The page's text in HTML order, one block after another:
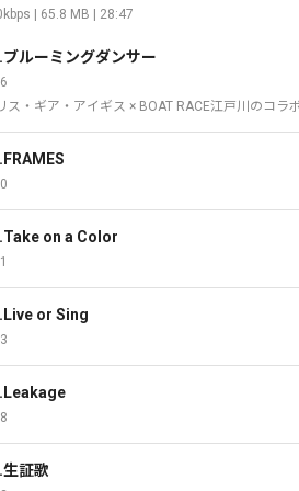
| 65.8 MB | 28:47
ブルーミングダンサー
ス・ギア・アイギス × BOAT RACE江戸川のコラ
on a Color
or Sing
生証歌